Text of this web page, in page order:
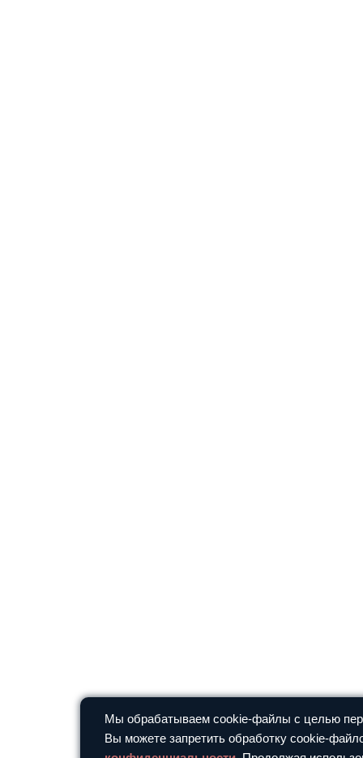
Мы обрабатываем cookie-файлы с целью
Вы можете запретить обработку cookie-